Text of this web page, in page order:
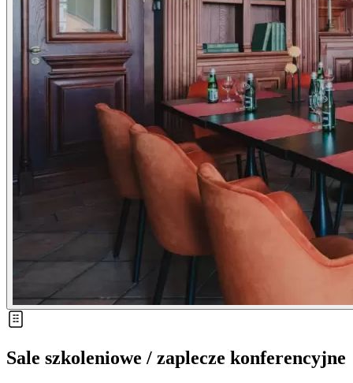
Sale szkoleniowe / zaplecze konferencyjne